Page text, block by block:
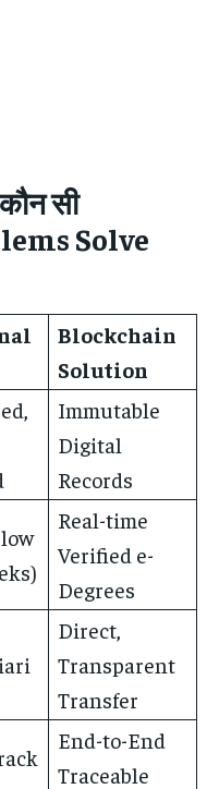
सी
Solve
Blockchain
Solution
Immutable
Digital
Records
Real-time
Verified e-
Degrees
Direct,
Transparent
Transfer
End-to-End
Traceable